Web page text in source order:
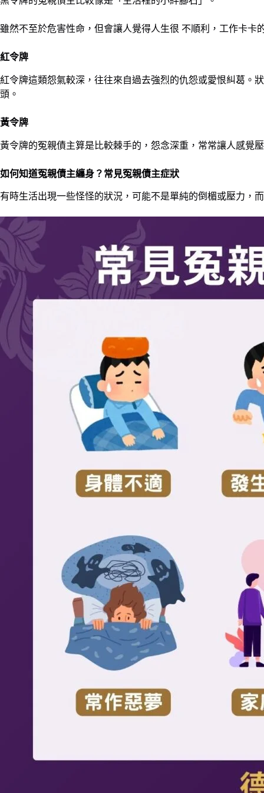
雖然不至於危害性命，但會讓人覺得人生很 不順利，工作卡
紅令牌
紅令牌這類怨氣較深，往往來自過去強烈的仇怨或愛恨糾葛。
頭。
黃令牌
黃令牌的冤親債主算是比較棘手的，怨念深重，常常讓人感覺
如何知道冤親債主纏身？常見冤親債主症狀
有時生活出現一些怪怪的狀況，可能不是單純的倒楣或壓力，